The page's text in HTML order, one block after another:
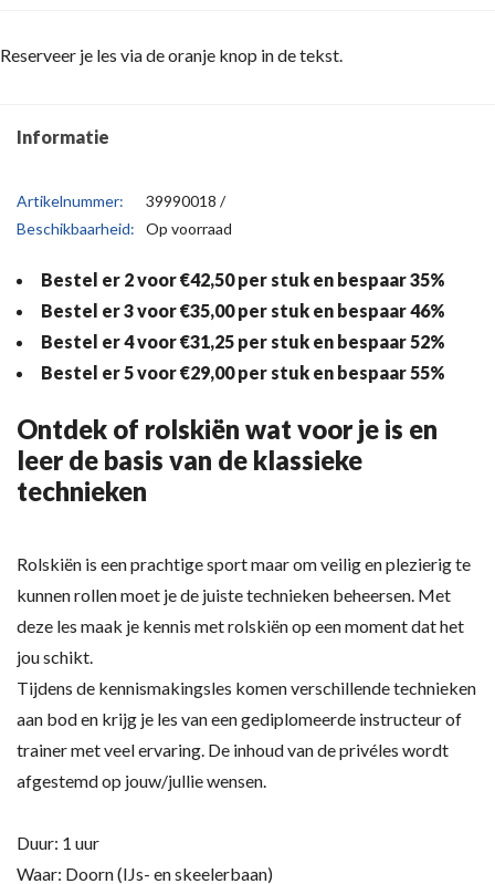
Reserveer je les via de oranje knop in de tekst.
Informatie
Artikelnummer:
39990018 /
Beschikbaarheid:
Op voorraad
Bestel er 2 voor €42,50 per stuk en bespaar 35%
Bestel er 3 voor €35,00 per stuk en bespaar 46%
Bestel er 4 voor €31,25 per stuk en bespaar 52%
Bestel er 5 voor €29,00 per stuk en bespaar 55%
Ontdek of rolskiën wat voor je is en
leer de basis van de klassieke
technieken
Rolskiën is een prachtige sport maar om veilig en plezierig te
kunnen rollen moet je de juiste technieken beheersen. Met
deze les maak je kennis met rolskiën op een moment dat het
jou schikt.
Tijdens de kennismakingsles komen verschillende technieken
aan bod en krijg je les van een gediplomeerde instructeur of
trainer met veel ervaring. De inhoud van de privéles wordt
afgestemd op jouw/jullie wensen.
Duur: 1 uur
Waar: Doorn (IJs- en skeelerbaan)